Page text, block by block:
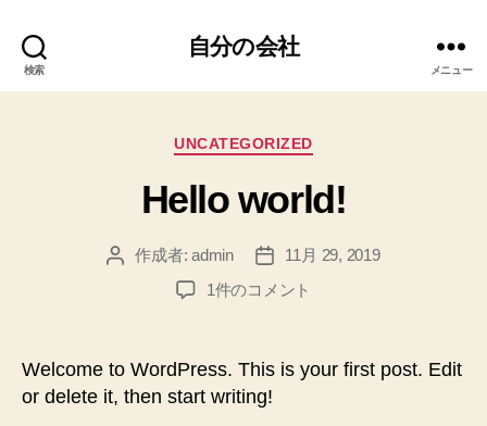
検索
自分の会社
メニュー
カ
ゴ
リ
UNCATEGORIZED
Hello world!
投
作成者:admin
投
稿
11月 29, 2019
Hello
1件のコメント
Welcome to WordPress. This is your first post. Edit
or delete it, then start writing!